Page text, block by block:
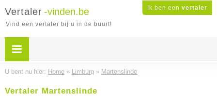
Ik ben een vertaler
Vertaler -vinden.be
Vind een vertaler bij u in de buurt!
U bent nu hier: Home » Limburg » Martenslinde
Vertaler Martenslinde